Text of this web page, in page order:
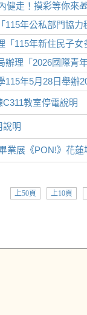
健走！摸彩等你來
115年公私部門協
「115年新住民子
辦理「2026國際青
115年5月28日舉辦
C311教室停電說明
說明
業展《PON!》花蓮
上50頁 上10頁